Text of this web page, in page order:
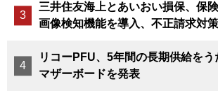
三井住友海上とあいおい損保、保
画像検知機能を導入、不正請求対
リコーPFU、5年間の長期供給をう
マザーボードを発表